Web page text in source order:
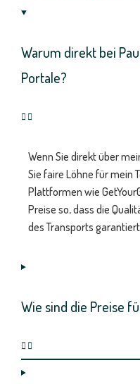
Warum direkt bei
Portale?
Wenn Sie direkt über
Sie faire Löhne für mein
Plattformen wie
Preise so, dass die
des Transports
Wie sind die Preise